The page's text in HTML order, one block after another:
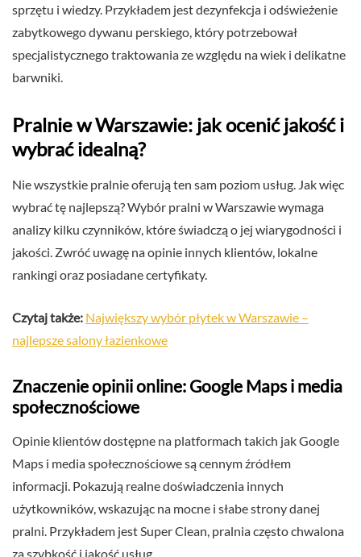
sprzętu i wiedzy. Przykładem jest dezynfekcja i odświeżenie
zabytkowego dywanu perskiego, który potrzebował
specjalistycznego traktowania ze względu na wiek i delikatne
barwniki.
Pralnie w Warszawie: jak ocenić jakość i
wybrać idealną?
Nie wszystkie pralnie oferują ten sam poziom usług. Jak więc
wybrać tę najlepszą? Wybór pralni w Warszawie wymaga
analizy kilku czynników, które świadczą o jej wiarygodności i
jakości. Zwróć uwagę na opinie innych klientów, lokalne
rankingi oraz posiadane certyfikaty.
Czytaj także: Największy wybór płytek w Warszawie –
najlepsze salony łazienkowe
Znaczenie opinii online: Google Maps i media
społecznościowe
Opinie klientów dostępne na platformach takich jak Google
Maps i media społecznościowe są cennym źródłem
informacji. Pokazują realne doświadczenia innych
użytkowników, wskazując na mocne i słabe strony danej
pralni. Przykładem jest Super Clean, pralnia często chwalona
za szybkość i jakość usług.